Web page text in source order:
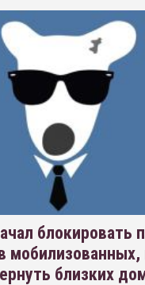
блокировать
близких